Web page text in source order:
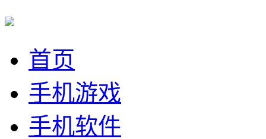
首页
手机游戏
手机软件